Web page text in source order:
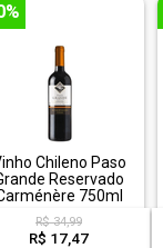
Chileno Paso
Reservado
750ml
R$ 34,99
R$ 17,47